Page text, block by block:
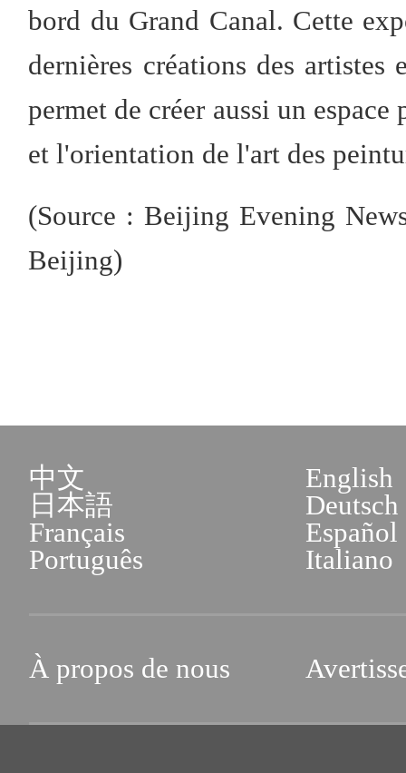
bord du Grand Canal. Cette
dernières créations des
permet de créer aussi un
et l'orientation de l'art des
(Source : Beijing Evening
Beijing)
中文
English
日本語
Deutsch
Français
Español
Português
Italiano
À propos de nous